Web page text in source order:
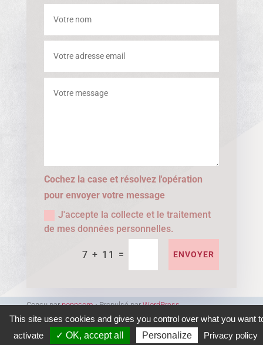
Cochez la case et résolvez l'opération
pour envoyer votre message
J'accepte la collecte et le traitement
de mes données personnelles.
7 + 11 = ENVOYER
Conçu parpopncom⋅ Propulsé parWordPress
This site uses cookies and gives you control over what you want
activate
✓ OK, accept all Personalize Privacy policy